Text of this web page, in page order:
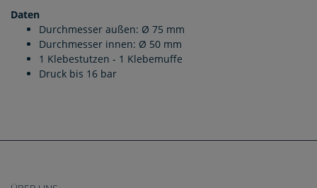
Daten
Durchmesser außen: Ø 75 mm
Durchmesser innen: Ø 50 mm
1 Klebestutzen - 1 Klebemuffe
Druck bis 16 bar